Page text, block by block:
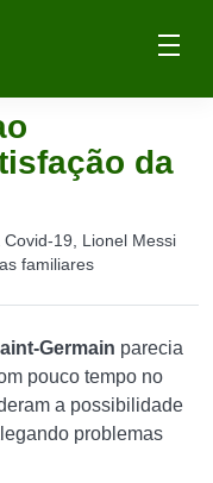
da
19, Lionel Messi
familiares
Germain parecia
pouco tempo no
a possibilidade
problemas